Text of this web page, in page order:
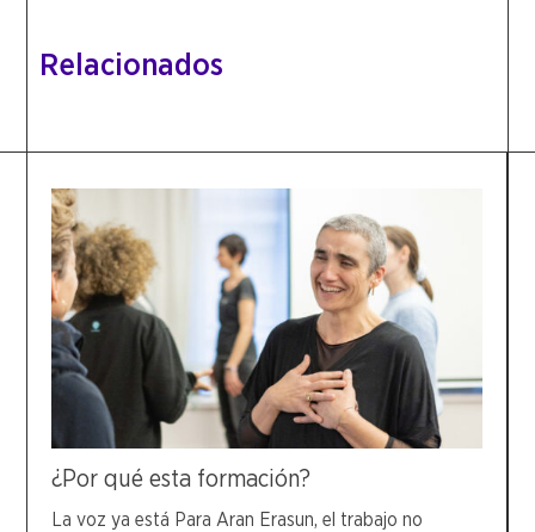
Relacionados
¿Por qué esta formación?
La voz ya está Para Aran Erasun, el trabajo no